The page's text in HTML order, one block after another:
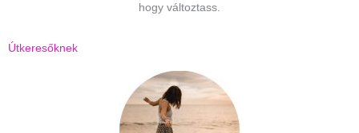
hogy változtass.
Útkeresőknek